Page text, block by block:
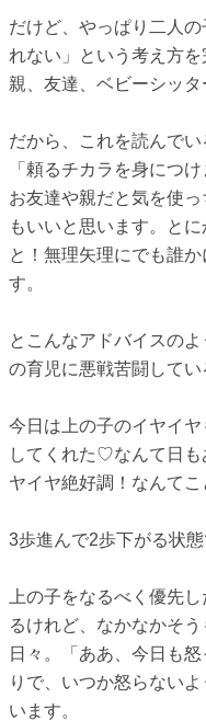
だけど、やっぱり二人
れない」という考え方を
親、友達、ベビーシッタ
だから、これを読んで
「頼るチカラを身につ
お友達や親だと気を使
もいいと思います。と
と！無理矢理にでも誰
す。
とこんなアドバイスの
の育児に悪戦苦闘してい
今日は上の子のイヤイ
してくれた♡なんて日
ヤイヤ絶好調！なんてこ
3歩進んで2歩下がる状態
上の子をなるべく優先
るけれど、なかなかそ
日々。「ああ、今日も
りで、いつか怒らない
います。